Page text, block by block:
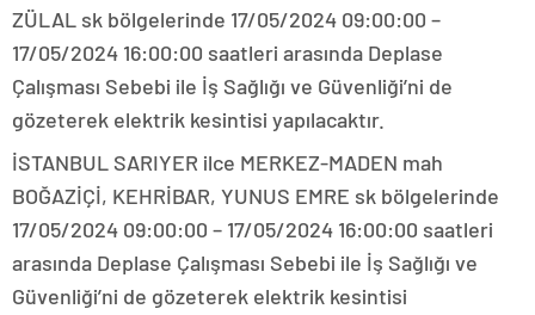
ZÜLAL sk bölgelerinde 17/05/2024 09:00:00 –
17/05/2024 16:00:00 saatleri arasında Deplase
Çalışması Sebebi ile İş Sağlığı ve Güvenliği’ni de
gözeterek elektrik kesintisi yapılacaktır.
İSTANBUL SARIYER ilce MERKEZ-MADEN mah
BOĞAZİÇİ, KEHRİBAR, YUNUS EMRE sk bölgelerinde
17/05/2024 09:00:00 – 17/05/2024 16:00:00 saatleri
arasında Deplase Çalışması Sebebi ile İş Sağlığı ve
Güvenliği’ni de gözeterek elektrik kesintisi